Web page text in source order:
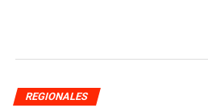
REGIONALES